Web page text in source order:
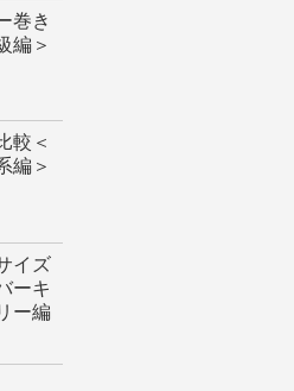
巻き
編＞
較＜
編＞
イズ
ーキ
ー編